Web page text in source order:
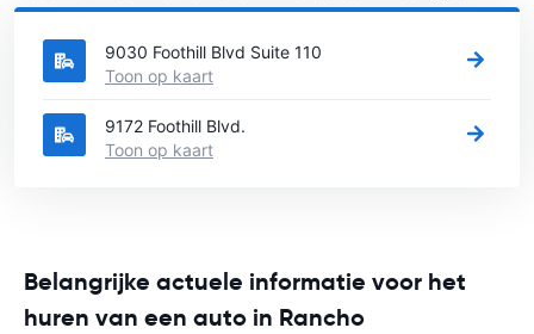
Staten u een auto huren wilt.
9030 Foothill Blvd Suite 110
Toon op kaart
9172 Foothill Blvd.
Toon op kaart
Belangrijke actuele informatie voor het
huren van een auto in Rancho